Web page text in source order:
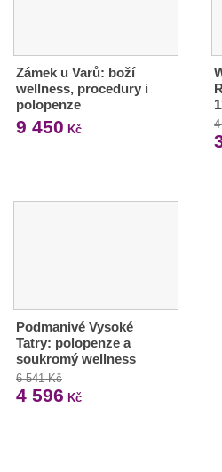
Zámek u Varů: boží
wellness, procedury i
polopenze
9 450 Kč
Podmanivé Vysoké
Tatry: polopenze a
soukromý wellness
6 541 Kč
4 596 Kč